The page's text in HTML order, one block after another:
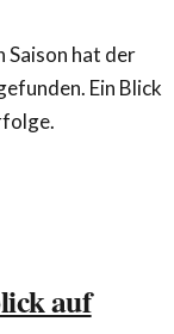
Saison hat der
Ein Blick
auf